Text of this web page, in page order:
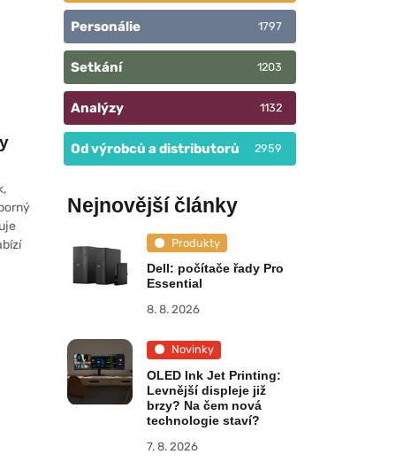
Personálie 1797
Setkání 1203
Analýzy 1132
Od výrobců a distributorů 2959
Nejnovější články
Produkty
Dell: počítače řady Pro
Essential
8. 8. 2026
Novinky
OLED Ink Jet Printing:
Levnější displeje již
brzy? Na čem nová
technologie staví?
7. 8. 2026